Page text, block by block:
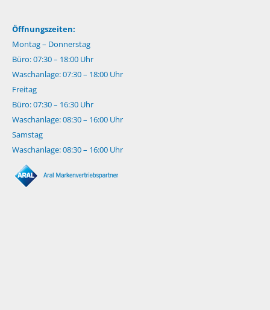
Öffnungszeiten:
Montag – Donnerstag
Büro: 07:30 – 18:00 Uhr
Waschanlage: 07:30 – 18:00 Uhr
Freitag
Büro: 07:30 – 16:30 Uhr
Waschanlage: 08:30 – 16:00 Uhr
Samstag
Waschanlage: 08:30 – 16:00 Uhr